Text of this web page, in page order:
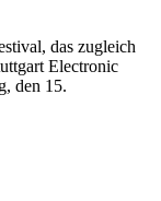
das zugleich
Electronic
den 15.